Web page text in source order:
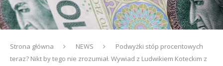
Strona główna NEWS
Podwyżki stóp procentowych
teraz? Nikt by tego nie zrozumiał. Wywiad z Ludwikiem Koteckim z